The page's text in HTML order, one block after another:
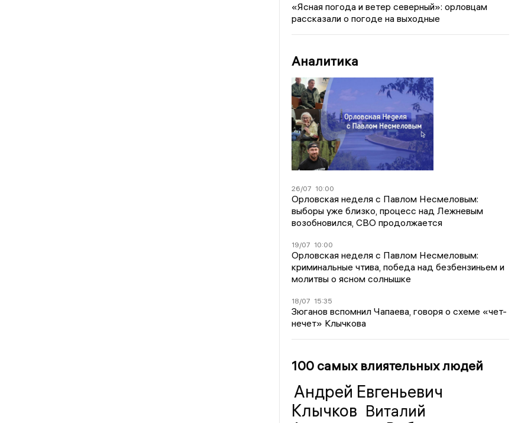
«Ясная погода и ветер северный»: орловцам
рассказали о погоде на выходные
Аналитика
26/07 10:00
Орловская неделя с Павлом Несмеловым:
выборы уже близко, процесс над Лежневым
возобновился, СВО продолжается
19/07 10:00
Орловская неделя с Павлом Несмеловым:
криминальные чтива, победа над безбензиньем и
молитвы о ясном солнышке
18/07 15:35
Зюганов вспомнил Чапаева, говоря о схеме «чет-
нечет» Клычкова
100 самых влиятельных людей
Андрей Евгеньевич
Клычков Виталий